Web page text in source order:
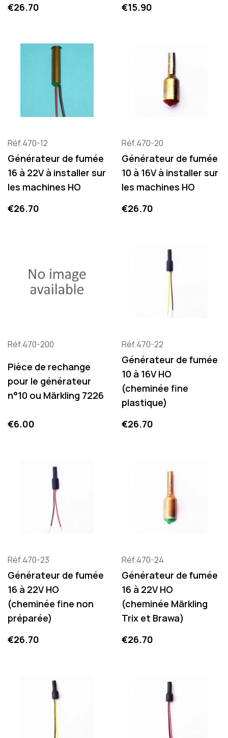
Price
€26.70
Price
€15.90
Réf.470-12
Générateur de fumée
16 à 22V à installer sur
les machines HO
Price
€26.70
Réf.470-20
Générateur de fumée
10 à 16V à installer sur
les machines HO
Price
€26.70
Réf.470-200
Pièce de rechange
pour le générateur
n°10 ou Märkling 7226
Price
€6.00
Réf.470-22
Générateur de fumée
10 à 16V HO
(cheminée fine
plastique)
Price
€26.70
Réf.470-23
Générateur de fumée
16 à 22V HO
(cheminée fine non
préparée)
Price
€26.70
Réf.470-24
Générateur de fumée
16 à 22V HO
(cheminée Märkling
Trix et Brawa)
Price
€26.70